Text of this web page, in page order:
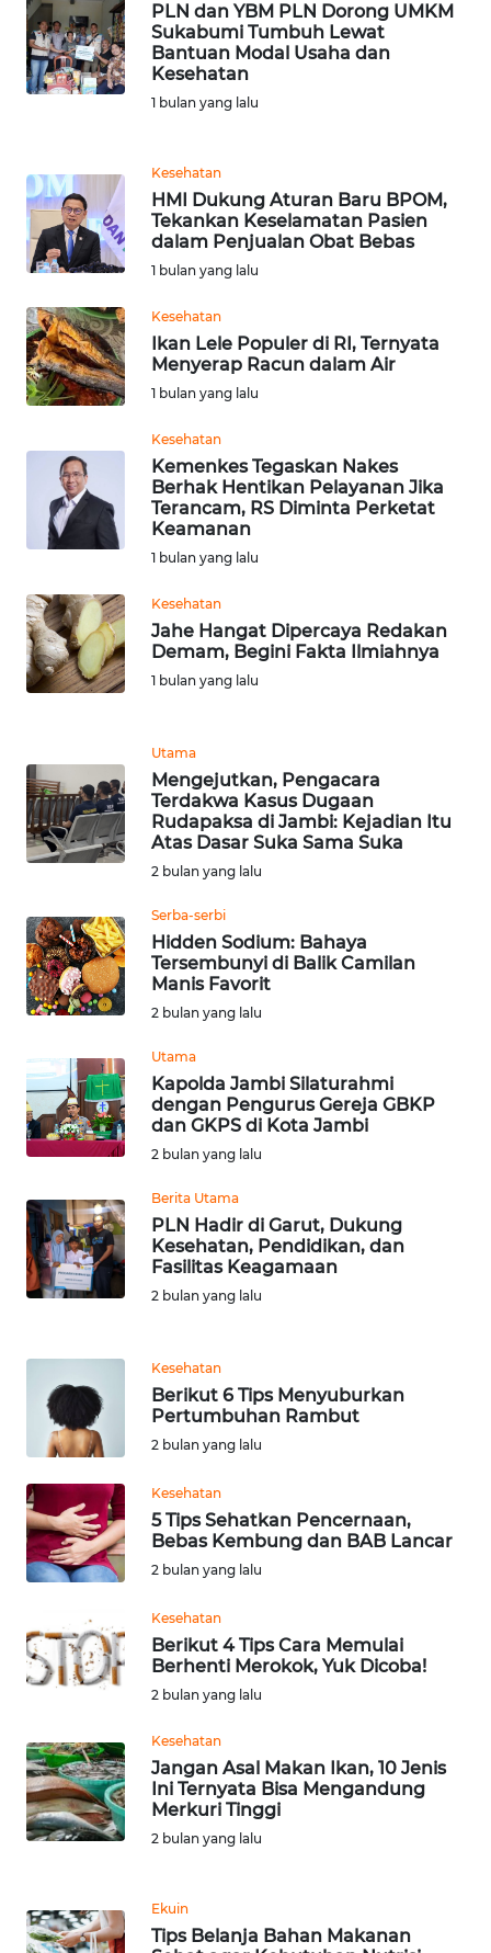
PLN dan YBM PLN Dorong UMKM
Sukabumi Tumbuh Lewat
Bantuan Modal Usaha dan
Kesehatan
1 bulan yang lalu
Kesehatan
HMI Dukung Aturan Baru BPOM,
Tekankan Keselamatan Pasien
dalam Penjualan Obat Bebas
1 bulan yang lalu
Kesehatan
Ikan Lele Populer di RI, Ternyata
Menyerap Racun dalam Air
1 bulan yang lalu
Kesehatan
Kemenkes Tegaskan Nakes
Berhak Hentikan Pelayanan Jika
Terancam, RS Diminta Perketat
Keamanan
1 bulan yang lalu
Kesehatan
Jahe Hangat Dipercaya Redakan
Demam, Begini Fakta Ilmiahnya
1 bulan yang lalu
Utama
Mengejutkan, Pengacara
Terdakwa Kasus Dugaan
Rudapaksa di Jambi: Kejadian Itu
Atas Dasar Suka Sama Suka
2 bulan yang lalu
Serba-serbi
Hidden Sodium: Bahaya
Tersembunyi di Balik Camilan
Manis Favorit
2 bulan yang lalu
Utama
Kapolda Jambi Silaturahmi
dengan Pengurus Gereja GBKP
dan GKPS di Kota Jambi
2 bulan yang lalu
Berita Utama
PLN Hadir di Garut, Dukung
Kesehatan, Pendidikan, dan
Fasilitas Keagamaan
2 bulan yang lalu
Kesehatan
Berikut 6 Tips Menyuburkan
Pertumbuhan Rambut
2 bulan yang lalu
Kesehatan
5 Tips Sehatkan Pencernaan,
Bebas Kembung dan BAB Lancar
2 bulan yang lalu
Kesehatan
Berikut 4 Tips Cara Memulai
Berhenti Merokok, Yuk Dicoba!
2 bulan yang lalu
Kesehatan
Jangan Asal Makan Ikan, 10 Jenis
Ini Ternyata Bisa Mengandung
Merkuri Tinggi
2 bulan yang lalu
Ekuin
Tips Belanja Bahan Makanan
WN
BANTEN
WN
KEPRI
WN
WN
PAPUA
BARAT
WN
RIAU
WN
WN
JAMBI
WN
NTB
WN
WN
SULBAR
WN
SUMBAR
SUMSEL
WN
BENGKULU
WN
JATENG
WN
NUSANTARA
WN
WN
BALI
WN
WN
KALTENG